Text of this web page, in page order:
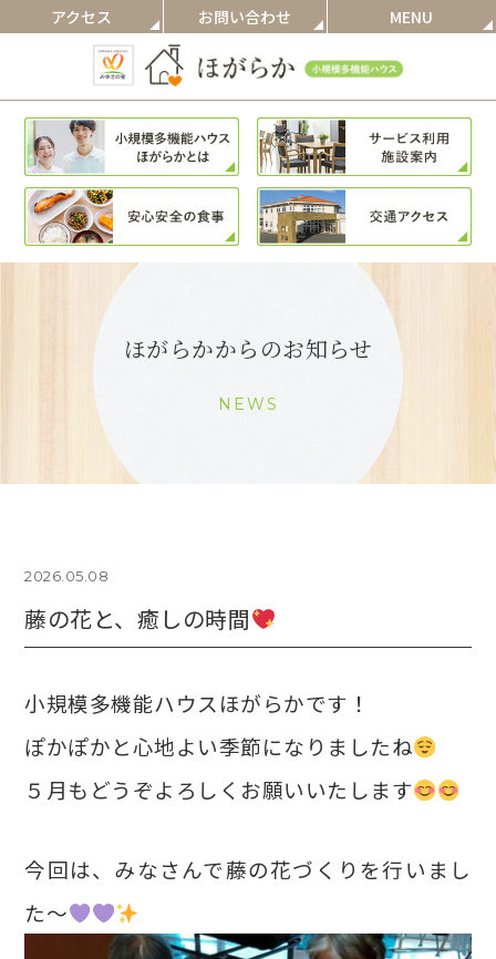
アクセス お問い合わせ MENU
ほがらかからのお知らせ
NEWS
2026.05.08
藤の花と、癒しの時間
小規模多機能ハウスほがらかです！
ぽかぽかと心地よい季節になりましたね
５月もどうぞよろしくお願いいたします
今回は、みなさんで藤の花づくりを行いまし
た～